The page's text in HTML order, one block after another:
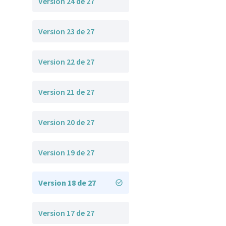
Version 23 de 27
Version 22 de 27
Version 21 de 27
Version 20 de 27
Version 19 de 27
Version 18 de 27
Version 17 de 27